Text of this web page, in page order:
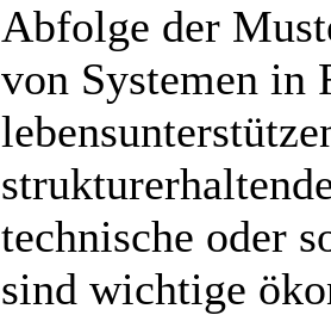
Abfolge der
von Systemen in
technische oder
sind wichtige